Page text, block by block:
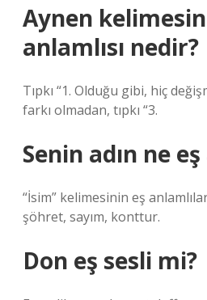
Aynen
anlamlısı nedir?
Tıpkı “1. Olduğu gibi, hiç
farkı olmadan, tıpkı “3.
Senin adın ne eş
“İsim” kelimesinin eş
şöhret, sayım, konttur.
Don eş sesli mi?